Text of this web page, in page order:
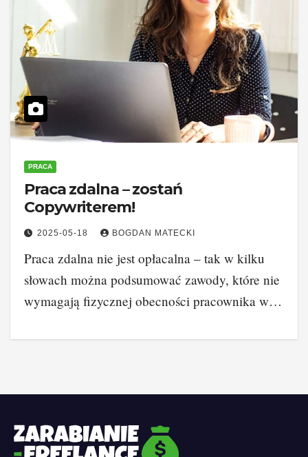
PRACA
Praca zdalna – zostań
Copywriterem!
2025-05-18 BOGDAN MATECKI
Praca zdalna nie jest opłacalna – tak w kilku
słowach można podsumować zawody, które nie
wymagają fizycznej obecności pracownika w…